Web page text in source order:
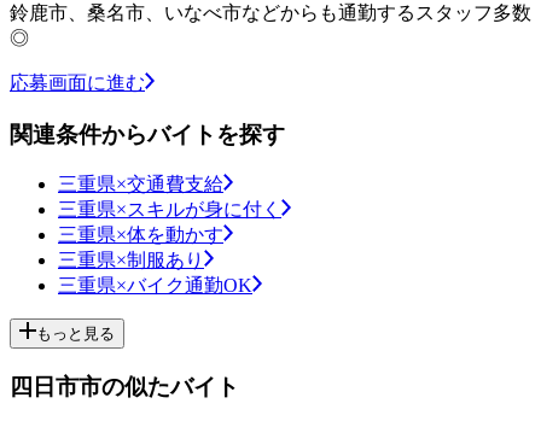
鈴鹿市、桑名市、いなべ市などからも通勤するスタッフ多数
◎
応募画面に進む
関連条件からバイトを探す
三重県×交通費支給
三重県×スキルが身に付く
三重県×体を動かす
三重県×制服あり
三重県×バイク通勤OK
もっと見る
四日市市の似たバイト